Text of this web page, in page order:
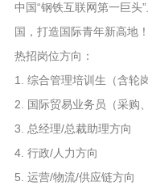
中国“钢铁互联网第一巨头
国，打造国际青年新高地！
热招岗位方向：
1. 综合管理培训生（含轮
2. 国际贸易业务员（采购
3. 总经理/总裁助理方向
4. 行政/人力方向
5. 运营/物流/供应链方向